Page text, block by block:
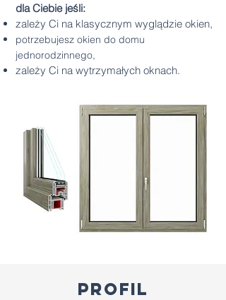
dla Ciebie jeśli:
zależy Ci na klasycznym wyglądzie okien,
potrzebujesz okien do domu
jednorodzinnego,
zależy Ci na wytrzymałych oknach.
profil